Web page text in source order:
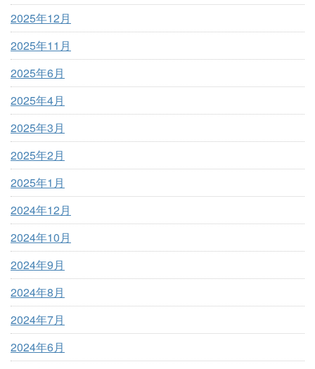
2025年12月
2025年11月
2025年6月
2025年4月
2025年3月
2025年2月
2025年1月
2024年12月
2024年10月
2024年9月
2024年8月
2024年7月
2024年6月